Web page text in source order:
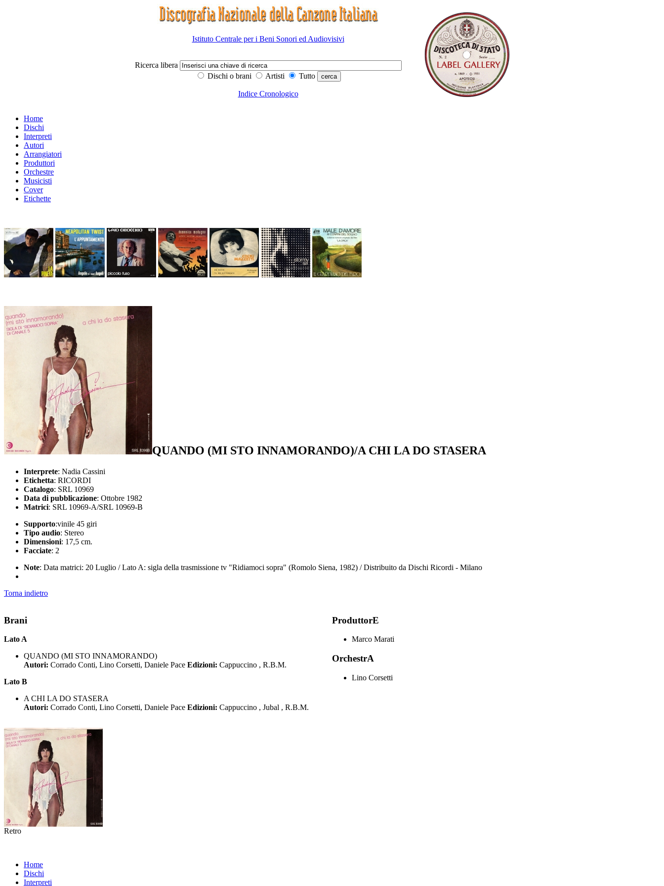
Istituto Centrale per i Beni Sonori ed Audiovisivi
Ricerca libera
Dischi o brani
Artisti Tutto
Indice Cronologico
Home
Dischi
Interpreti
Autori
Arrangiatori
Produttori
Orchestre
Musicisti
Cover
Etichette
QUANDO (MI STO INNAMORANDO)/A CHI LA DO STASERA
Interprete: Nadia Cassini
Etichetta: RICORDI
Catalogo: SRL 10969
Data di pubblicazione: Ottobre 1982
Matrici: SRL 10969-A/SRL 10969-B
Supporto:vinile 45 giri
Tipo audio: Stereo
Dimensioni: 17,5 cm.
Facciate: 2
Note: Data matrici: 20 Luglio / Lato A: sigla della trasmissione tv "Ridiamoci sopra" (Romolo Siena, 1982) / Distribuito da Dischi Ricordi - Milano
Torna indietro
Brani
Lato A
QUANDO (MI STO INNAMORANDO)
Autori: Corrado Conti, Lino Corsetti, Daniele Pace Edizioni: Cappuccino , R.B.M.
Lato B
A CHI LA DO STASERA
Autori: Corrado Conti, Lino Corsetti, Daniele Pace Edizioni: Cappuccino , Jubal , R.B.M.
ProduttorE
Marco Marati
OrchestrA
Lino Corsetti
Retro
Home
Dischi
Interpreti